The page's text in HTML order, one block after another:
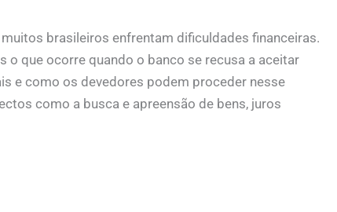
brasileiros enfrentam dificuldades financeiras.
que ocorre quando o banco se recusa a aceitar
e como os devedores podem proceder nesse
como a busca e apreensão de bens, juros